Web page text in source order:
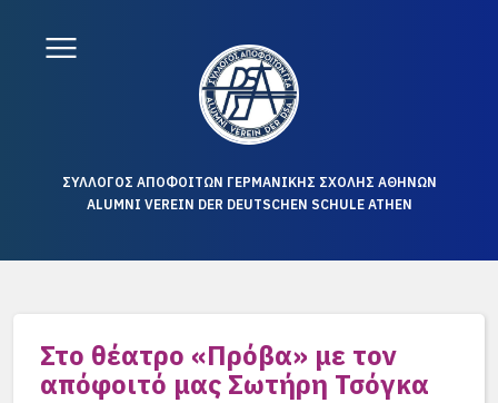
ΣΥΛΛΟΓΟΣ ΑΠΟΦΟΙΤΩΝ ΓΕΡΜΑΝΙΚΗΣ ΣΧΟΛΗΣ ΑΘΗΝΩΝ
ALUMNI VEREIN DER DEUTSCHEN SCHULE ATHEN
Στο θέατρο «Πρόβα» με τον
απόφοιτό μας Σωτήρη Τσόγκα